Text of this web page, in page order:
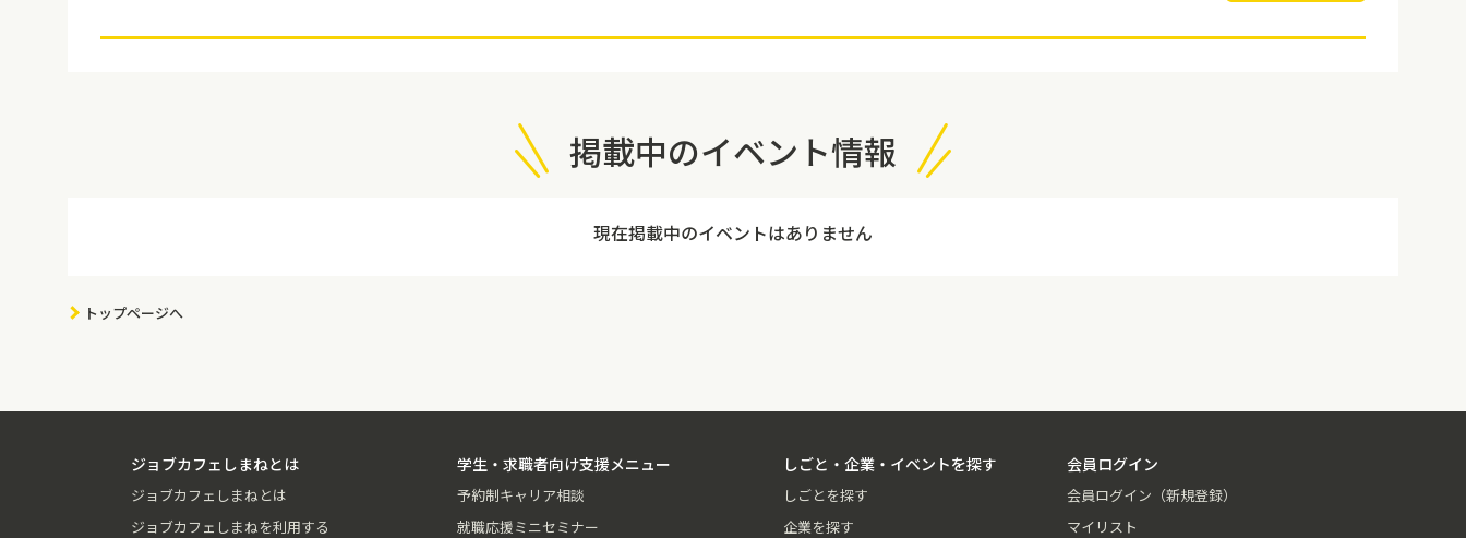
掲載中のイベント情報
現在掲載中のイベントはありません
トップページへ
ジョブカフェしまねとは
ジョブカフェしまねとは
ジョブカフェしまねを利用する
学生・求職者向け支援メニュー
予約制キャリア相談
就職応援ミニセミナー
しごと・企業・イベントを探す
しごとを探す
企業を探す
会員ログイン
会員ログイン（新規登録）
マイリスト